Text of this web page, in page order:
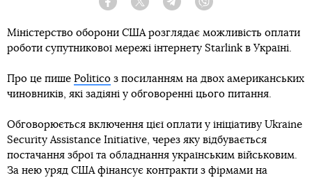
Facebook Twitter Telegram
Міністерство оборони США розглядає можливість оплати
роботи супутникової мережі інтернету Starlink в Україні.
Про це пише Politico з посиланням на двох американських
чиновників, які задіяні у обговоренні цього питання.
Обговорюється включення цієї оплати у ініціативу Ukraine
Security Assistance Initiative, через яку відбувається
постачання зброї та обладнання українським військовим.
За нею уряд США фінансує контракти з фірмами на